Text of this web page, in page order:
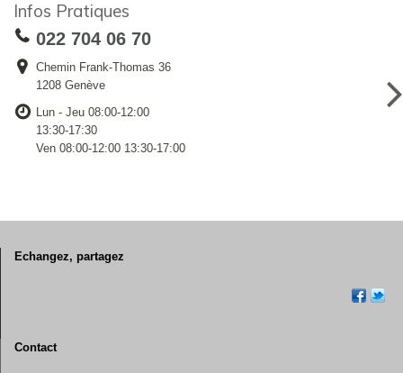
Infos Pratiques
022 704 06 70
Chemin Frank-Thomas 36
1208 Genève
Lun - Jeu 08:00-12:00
13:30-17:30
Ven 08:00-12:00 13:30-17:00
Echangez, partagez
Contact